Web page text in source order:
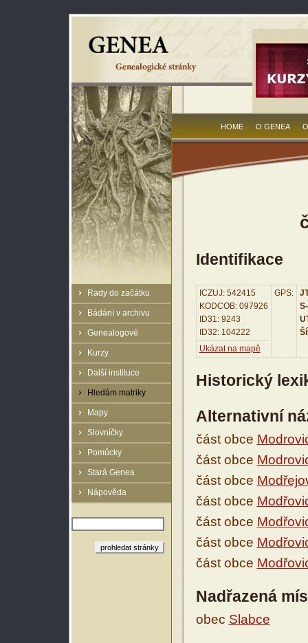
Rady do začátku
Bádání v archivu
Genealogové
Kurzy
Další instituce
Hledám matriky
Mapy
Slovníčky
Pomůcky
Stará Genea
Nápověda
HOME O GENEA
Identifikace
ICZUJ: 542415
KODCOB: 097926
ID31: 9243
ID32: 104222
GPS:
Ukázat na mapě
Historický
Alternativní
část obce
část obce
část obce
část obce
část obce
část obce
část obce
Nadřazená
obec Slabce